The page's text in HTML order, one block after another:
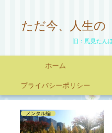
ただ今、人生の
旧：風見たん
ホーム
プライバシーポリシー
メンタル編